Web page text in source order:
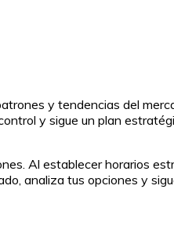
y tendencias del
y sigue un plan
Al establecer horarios
analiza tus opciones y